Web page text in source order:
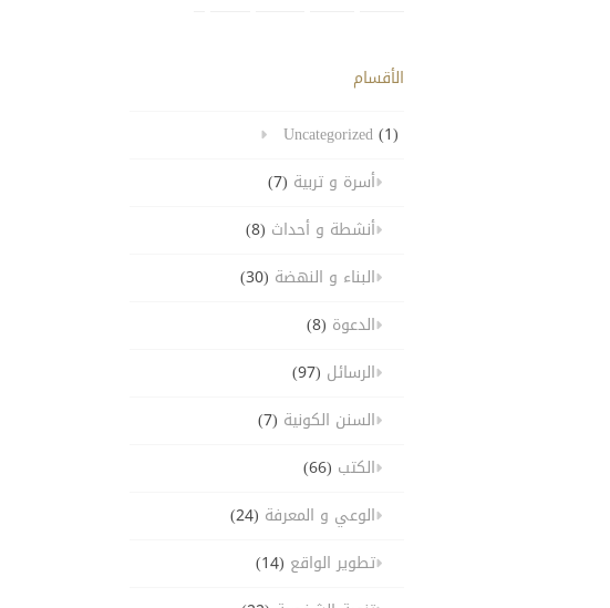
الأقسام
Uncategorized(1)
أسرة و تربية (7)
أنشطة و أحداث (8)
البناء و النهضة (30)
الدعوة (8)
الرسائل (97)
السنن الكونية (7)
الكتب (66)
الوعي و المعرفة (24)
تطوير الواقع (14)